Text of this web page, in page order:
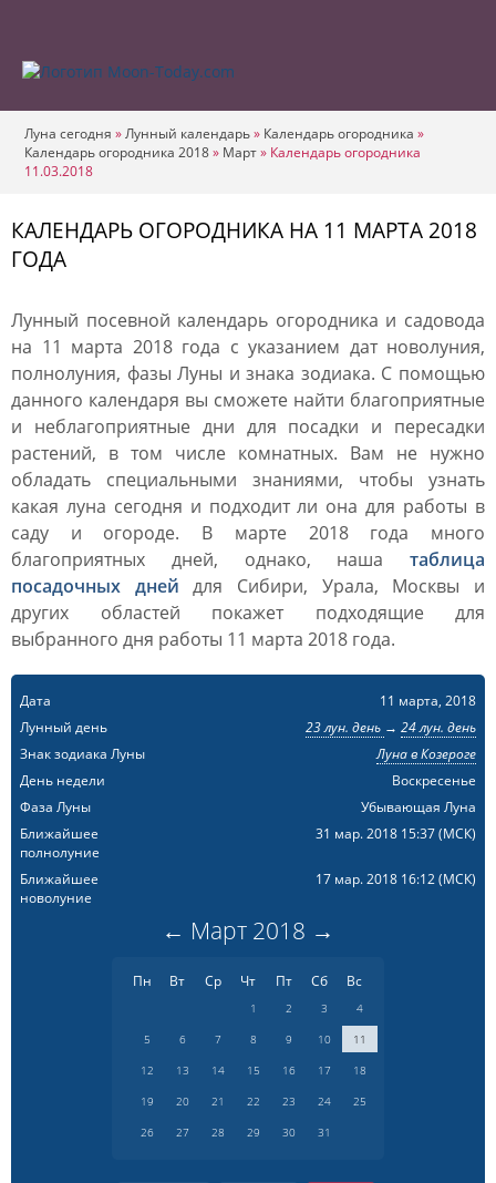
Луна сегодня »Лунный календарь» Календарь огородника »
Календарь огородника 2018» Март» Календарь огородника
11.03.2018
КАЛЕНДАРЬ ОГОРОДНИКА НА 11 МАРТА 2018
ГОДА
Лунный посевной календарь огородника и садовода
на 11 марта 2018 года с указанием дат новолуния,
полнолуния, фазы Луны и знака зодиака. С помощью
данного календаря вы сможете найти благоприятные
и неблагоприятные дни для посадки и пересадки
растений, в том числе комнатных. Вам не нужно
обладать специальными знаниями, чтобы узнать
какая луна сегодня и подходит ли она для работы в
саду и огороде. В марте 2018 года много
благоприятных дней, однако, наша таблица
посадочных дней для Сибири, Урала, Москвы и
других областей покажет подходящие для
выбранного дня работы 11 марта 2018 года.
Дата
11 марта, 2018
Лунный день
23 лун. день → 24 лун. день
Знак зодиака Луны
Луна в Козероге
День недели
Воскресенье
Фаза Луны
Убывающая Луна
Ближайшее
полнолуние
31 мар. 2018 15:37(МСК)
Ближайшее
новолуние
17 мар. 2018 16:12(МСК)
← Март 2018 →
Пн Вт Ср Чт Пт Сб Вс
1 2 3
4
5
6 7 8 9 10
11
12
13 14 15 16 17
18
19
20 21 22 23 24
25
26
27 28 29 30 31